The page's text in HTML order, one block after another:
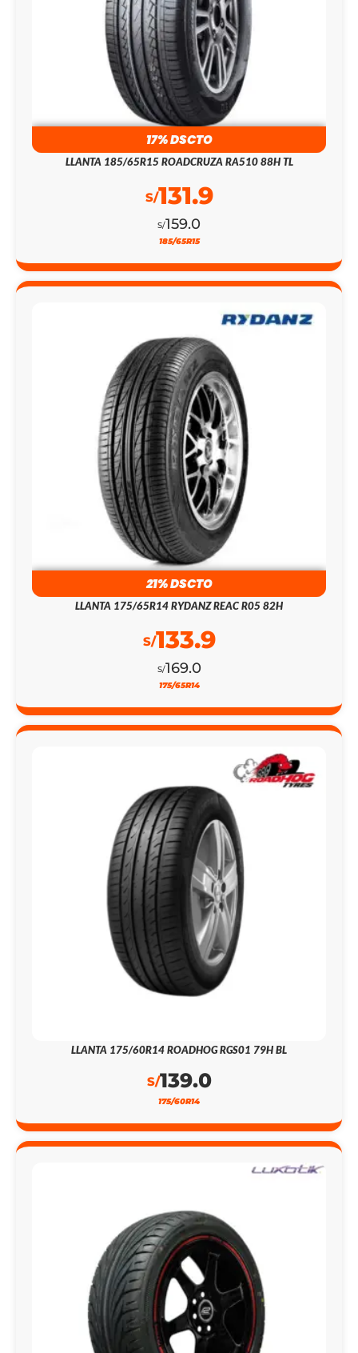
17% DSCTO
LLANTA 185/65R15 ROADCRUZA RA510 88H TL
S/159.0
S/131.9
185/65R15
21% DSCTO
LLANTA 175/65R14 RYDANZ REAC R05 82H
S/169.0
S/133.9
175/65R14
LLANTA 175/60R14 ROADHOG RGS01 79H BL
S/139.0
175/60R14